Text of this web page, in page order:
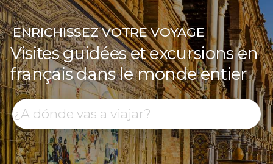
ENRICHISSEZVOTRE VOYAGE
Visites guidées et excursions en
français dans le monde entier
Rechercher
Top destinations